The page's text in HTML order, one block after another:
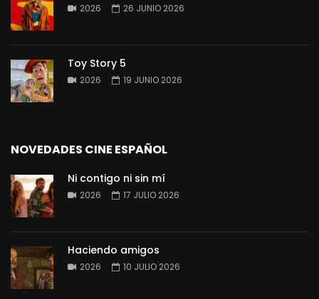
2026 26 JUNIO 2026
Toy Story 5
2026 19 JUNIO 2026
NOVEDADES CINE ESPAÑOL
Ni contigo ni sin mí
2026 17 JULIO 2026
Haciendo amigos
2026 10 JULIO 2026